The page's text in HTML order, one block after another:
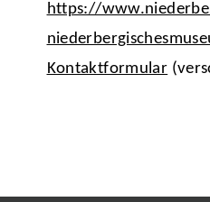
https://
Kontaktformular